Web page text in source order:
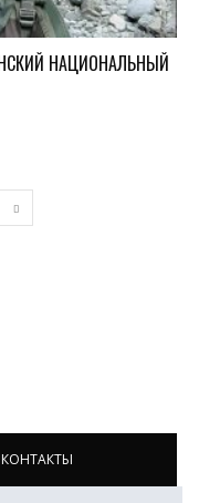
НАЦИОНАЛЬНЫЙ
КОНТАКТЫ